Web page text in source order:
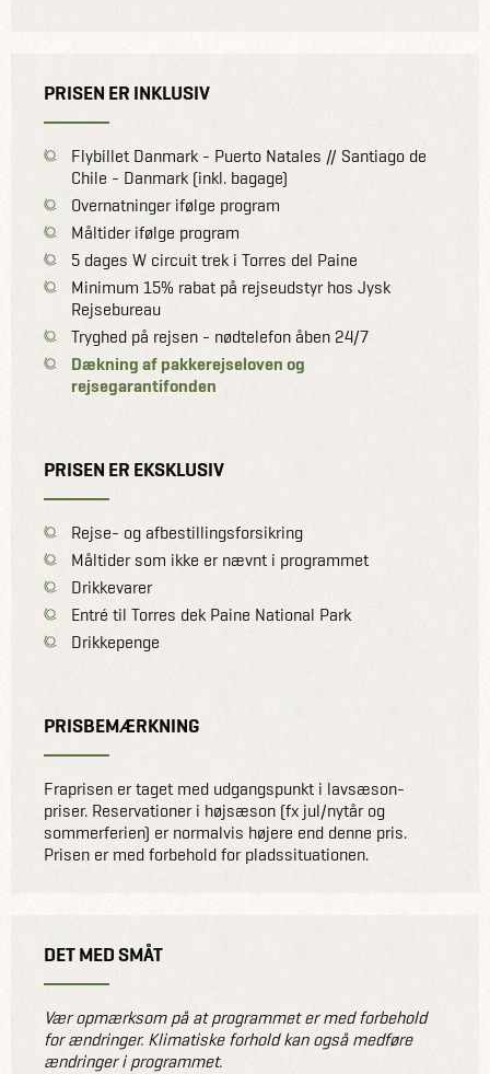
PRISEN ER INKLUSIV
Flybillet Danmark - Puerto Natales // Santiago de
Chile - Danmark (inkl. bagage)
Overnatninger ifølge program
Måltider ifølge program
5 dages W circuit trek i Torres del Paine
Minimum 15% rabat på rejseudstyr hos Jysk
Rejsebureau
Tryghed på rejsen - nødtelefon åben 24/7
Dækning af pakkerejseloven og
rejsegarantifonden
PRISEN ER EKSKLUSIV
Rejse- og afbestillingsforsikring
Måltider som ikke er nævnt i programmet
Drikkevarer
Entré til Torres dek Paine National Park
Drikkepenge
PRISBEMÆRKNING
Fraprisen er taget med udgangspunkt i lavsæson-
priser. Reservationer i højsæson (fx jul/nytår og
sommerferien) er normalvis højere end denne pris.
Prisen er med forbehold for pladssituationen.
DET MED SMÅT
Vær opmærksom på at programmet er med forbehold
for ændringer. Klimatiske forhold kan også medføre
ændringer i programmet.